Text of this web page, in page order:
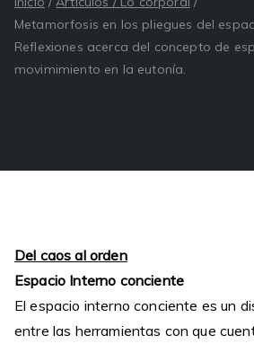
Metamorfosis en los pliegues del
Reflexiones acerca del concepto de
movimimiento en la eutonía.
Del caos al orden
Espacio Interno conciente
El espacio interno conciente es un
entre las herramientas con que